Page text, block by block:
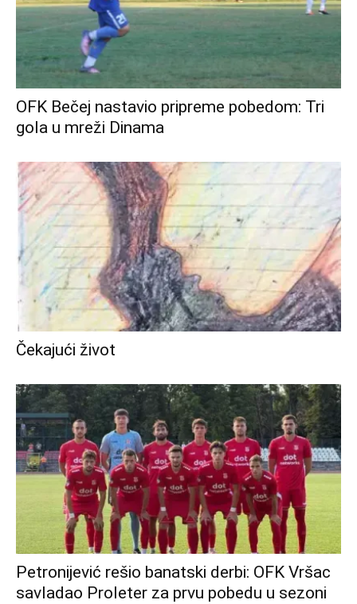
OFK Bečej nastavio pripreme pobedom: Tri
gola u mreži Dinama
Čekajući život
Petronijević rešio banatski derbi: OFK Vršac
savladao Proleter za prvu pobedu u sezoni